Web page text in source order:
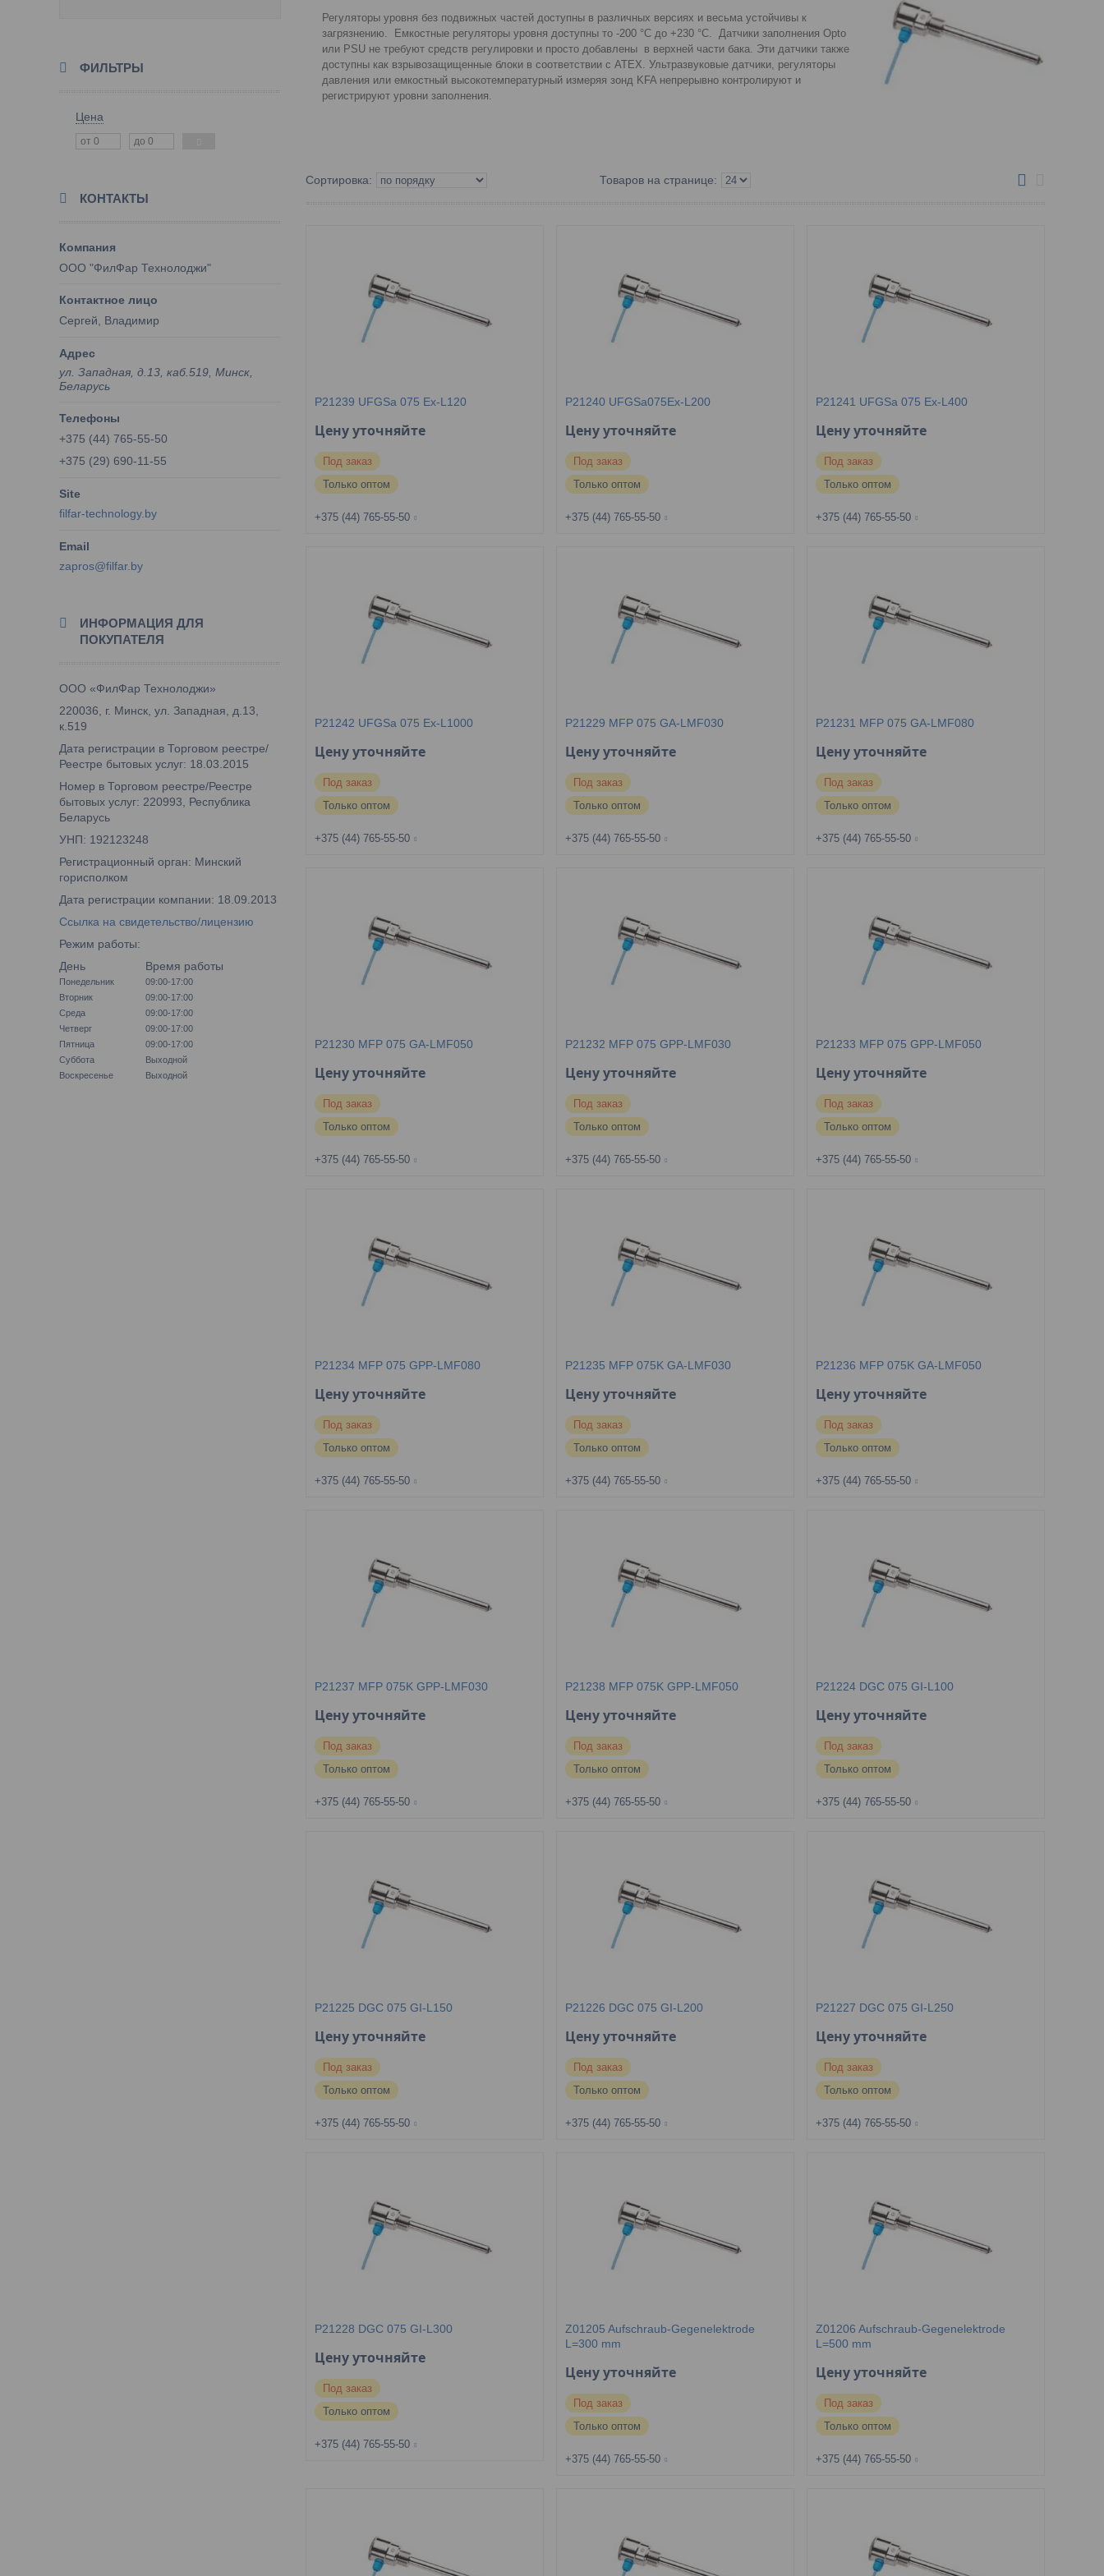
ФИЛЬТРЫ
Цена
КОНТАКТЫ
OOO "ФилФар Технолоджи"
Сергей, Владимир
ул. Западная, д.13, каб.519, Минск,
Беларусь
+375 (44) 765-55-50
+375 (29) 690-11-55
filfar-technology.by
zapros@filfar.by
ИНФОРМАЦИЯ ДЛЯ
ПОКУПАТЕЛЯ
ООО «ФилФар Технолоджи»
220036, г. Минск, ул. Западная, д.13,
к.519
Дата регистрации в Торговом реестре/
Реестре бытовых услуг: 18.03.2015
Номер в Торговом реестре/Реестре
бытовых услуг: 220993, Республика
Беларусь
УНП: 192123248
Регистрационный орган: Минский
горисполком
Дата регистрации компании: 18.09.2013
Ссылка на свидетельство/лицензию
Режим работы:
День
Время работы
Понедельник
09:00-17:00
Вторник
09:00-17:00
Среда
09:00-17:00
Четверг
09:00-17:00
Пятница
09:00-17:00
Суббота
Выходной
Воскресенье
Выходной
Регуляторы уровня без подвижных частей доступны в различных версиях и весьма устойчивы к
загрязнению. Емкостные регуляторы уровня доступны то -200 °C до +230 °C. Датчики заполнения Opto
или PSU не требуют средств регулировки и просто добавлены в верхней части бака. Эти датчики также
доступны как взрывозащищенные блоки в соответствии с ATEX. Ультразвуковые датчики, регуляторы
давления или емкостный высокотемпературный измеряя зонд KFA непрерывно контролируют и
регистрируют уровни заполнения.
P21239 UFGSa 075 Ex-L120
Цену уточняйте
Под заказ
Только оптом
+375 (44) 765-55-50
P21240 UFGSa075Ex-L200
Цену уточняйте
Под заказ
Только оптом
+375 (44) 765-55-50
P21241 UFGSa 075 Ex-L400
Цену уточняйте
Под заказ
Только оптом
+375 (44) 765-55-50
P21242 UFGSa 075 Ex-L1000
Цену уточняйте
Под заказ
Только оптом
+375 (44) 765-55-50
P21229 MFP 075 GA-LMF030
Цену уточняйте
Под заказ
Только оптом
+375 (44) 765-55-50
P21231 MFP 075 GA-LMF080
Цену уточняйте
Под заказ
Только оптом
+375 (44) 765-55-50
P21230 MFP 075 GA-LMF050
Цену уточняйте
Под заказ
Только оптом
+375 (44) 765-55-50
P21232 MFP 075 GPP-LMF030
Цену уточняйте
Под заказ
Только оптом
+375 (44) 765-55-50
P21233 MFP 075 GPP-LMF050
Цену уточняйте
Под заказ
Только оптом
+375 (44) 765-55-50
P21234 MFP 075 GPP-LMF080
Цену уточняйте
Под заказ
Только оптом
+375 (44) 765-55-50
P21235 MFP 075K GA-LMF030
Цену уточняйте
Под заказ
Только оптом
+375 (44) 765-55-50
P21236 MFP 075K GA-LMF050
Цену уточняйте
Под заказ
Только оптом
+375 (44) 765-55-50
P21237 MFP 075K GPP-LMF030
Цену уточняйте
Под заказ
Только оптом
+375 (44) 765-55-50
P21238 MFP 075K GPP-LMF050
Цену уточняйте
Под заказ
Только оптом
+375 (44) 765-55-50
P21224 DGC 075 GI-L100
Цену уточняйте
Под заказ
Только оптом
+375 (44) 765-55-50
P21225 DGC 075 GI-L150
Цену уточняйте
Под заказ
Только оптом
+375 (44) 765-55-50
P21226 DGC 075 GI-L200
Цену уточняйте
Под заказ
Только оптом
+375 (44) 765-55-50
P21227 DGC 075 GI-L250
Цену уточняйте
Под заказ
Только оптом
+375 (44) 765-55-50
P21228 DGC 075 GI-L300
Цену уточняйте
Под заказ
Только оптом
+375 (44) 765-55-50
Z01205 Aufschraub-Gegenelektrode
L=300 mm
Цену уточняйте
Под заказ
Только оптом
+375 (44) 765-55-50
Z01206 Aufschraub-Gegenelektrode
L=500 mm
Цену уточняйте
Под заказ
Только оптом
+375 (44) 765-55-50